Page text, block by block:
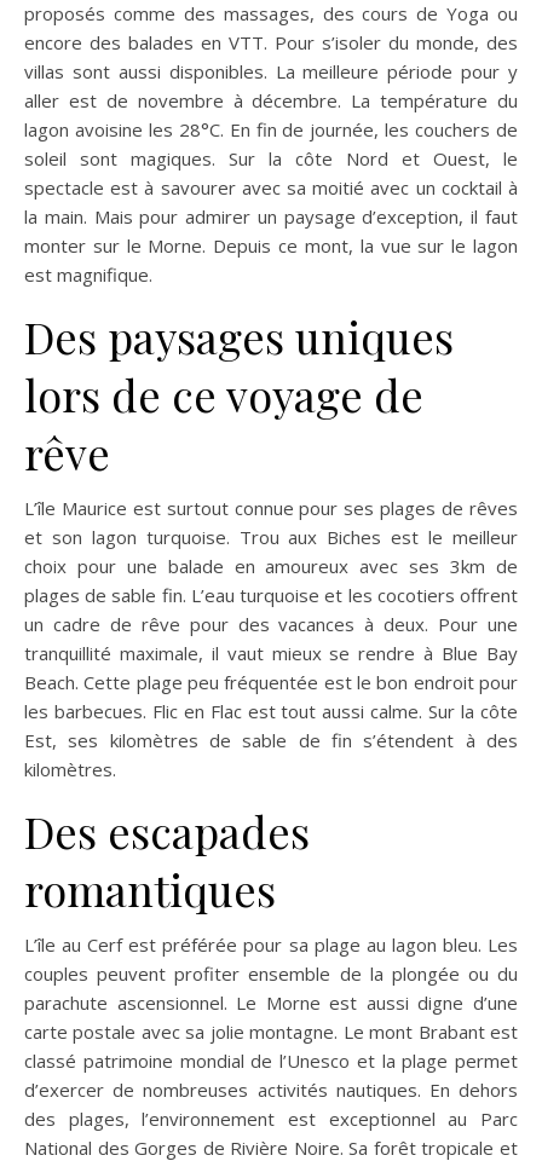
proposés comme des massages, des cours de Yoga ou
encore des balades en VTT. Pour s’isoler du monde, des
villas sont aussi disponibles. La meilleure période pour y
aller est de novembre à décembre. La température du
lagon avoisine les 28°C. En fin de journée, les couchers de
soleil sont magiques. Sur la côte Nord et Ouest, le
spectacle est à savourer avec sa moitié avec un cocktail à
la main. Mais pour admirer un paysage d’exception, il faut
monter sur le Morne. Depuis ce mont, la vue sur le lagon
est magnifique.
Des paysages uniques
lors de ce voyage de
rêve
L’île Maurice est surtout connue pour ses plages de rêves
et son lagon turquoise. Trou aux Biches est le meilleur
choix pour une balade en amoureux avec ses 3km de
plages de sable fin. L’eau turquoise et les cocotiers offrent
un cadre de rêve pour des vacances à deux. Pour une
tranquillité maximale, il vaut mieux se rendre à Blue Bay
Beach. Cette plage peu fréquentée est le bon endroit pour
les barbecues. Flic en Flac est tout aussi calme. Sur la côte
Est, ses kilomètres de sable de fin s’étendent à des
kilomètres.
Des escapades
romantiques
L’île au Cerf est préférée pour sa plage au lagon bleu. Les
couples peuvent profiter ensemble de la plongée ou du
parachute ascensionnel. Le Morne est aussi digne d’une
carte postale avec sa jolie montagne. Le mont Brabant est
classé patrimoine mondial de l’Unesco et la plage permet
d’exercer de nombreuses activités nautiques. En dehors
des plages, l’environnement est exceptionnel au Parc
National des Gorges de Rivière Noire. Sa forêt tropicale et